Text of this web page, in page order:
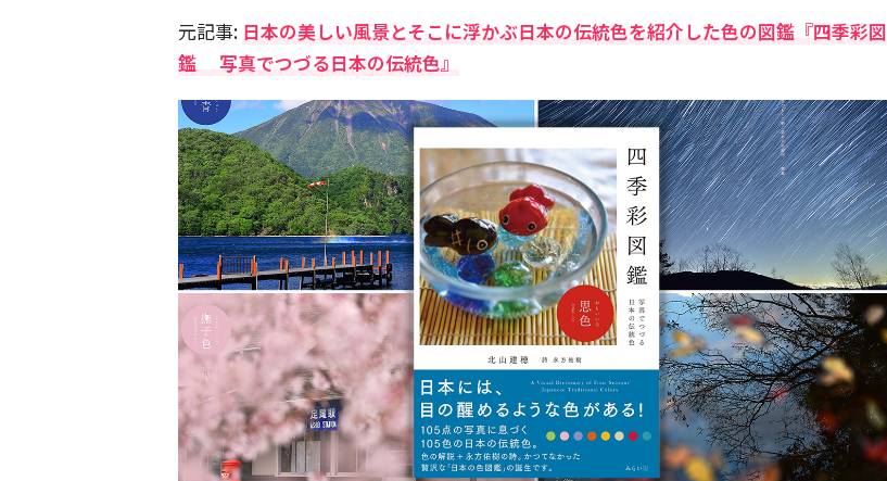
元記事: 日本の美しい風景とそこに浮かぶ日本の伝統色を紹介した色の図鑑『四季彩図
鑑 写真でつづる日本の伝統色』